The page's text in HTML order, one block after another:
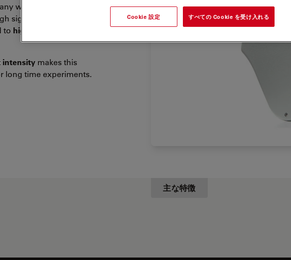
waiting time is
signal to noise ratio and
to high quality
intensity makes this
long time experiments.
主な特徴
Cookie 設定 すべての Cookie を受け入れる